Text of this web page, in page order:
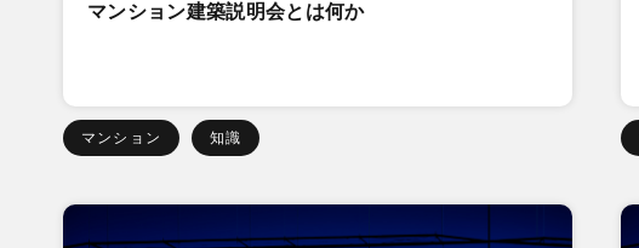
マンション建築説明会とは何か
マンション 知識